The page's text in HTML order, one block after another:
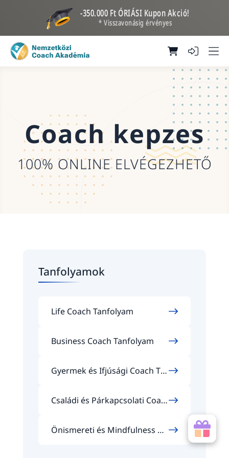
-350.000 Ft ÓRIÁSI Kupon Akció!
* Visszavonásig érvényes
Coach kepzes
100% ONLINE ELVÉGEZHETŐ
Tanfolyamok
Life Coach Tanfolyam
Business Coach Tanfolyam
Gyermek és Ifjúsági Coach Ta
Családi és Párkapcsolati Coac
Önismereti és Mindfulness Co